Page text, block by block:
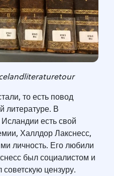
то есть повод
литературе. В
есть свой
Халлдор Лакснесс,
личность. Его любили
был социалистом и
цензуру.